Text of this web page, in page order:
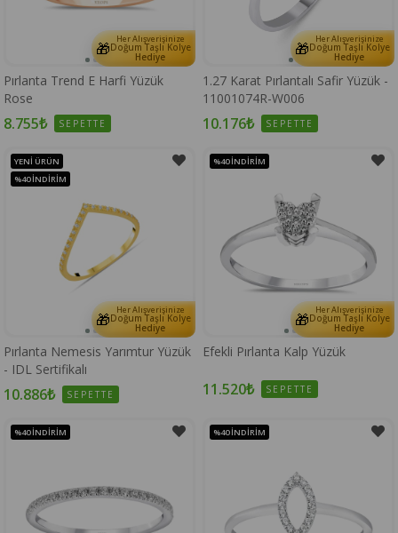
🎁 Her Alışverişinize
Doğum Taşlı Kolye
Hediye
Pırlanta Trend E Harfi Yüzük
Rose
8.755₺ SEPETTE
🎁 Her Alışverişinize
Doğum Taşlı Kolye
Hediye
1.27 Karat Pırlantalı Safir Yüzük -
11001074R-W006
10.176₺ SEPETTE
🎁 Her Alışverişinize
Doğum Taşlı Kolye
Hediye
Pırlanta Nemesis Yarımtur Yüzük
- IDL Sertifikalı
10.886₺ SEPETTE
YENI ÜRÜN
%40İNDIRIM
🎁 Her Alışverişinize
Doğum Taşlı Kolye
Hediye
Efekli Pırlanta Kalp Yüzük
11.520₺ SEPETTE
%40İNDIRIM
%40İNDIRIM %40İNDIRIM